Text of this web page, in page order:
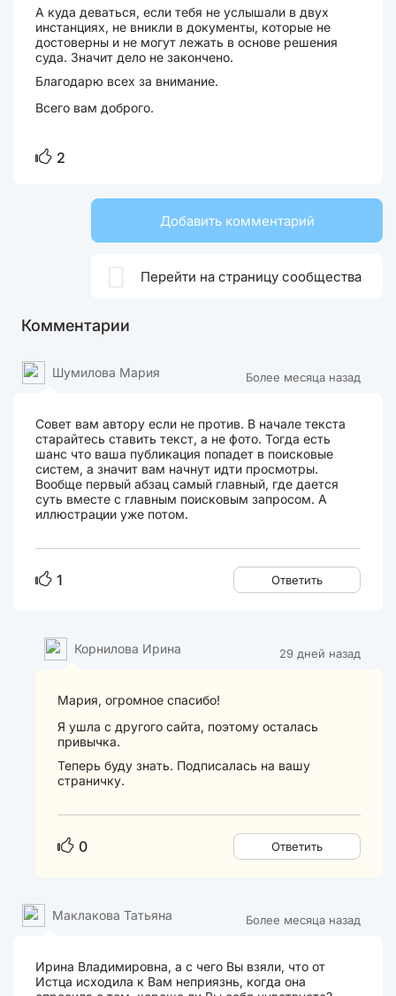
А куда деваться, если тебя не услышали в двух
инстанциях, не вникли в документы, которые не
достоверны и не могут лежать в основе решения
суда. Значит дело не закончено.
Благодарю всех за внимание.
Всего вам доброго.
2
Добавить комментарий
Перейти на страницу сообщества
Комментарии
Более месяца назад
Шумилова Мария
Совет вам автору если не против. В начале текста
старайтесь ставить текст, а не фото. Тогда есть
шанс что ваша публикация попадет в поисковые
систем, а значит вам начнут идти просмотры.
Вообще первый абзац самый главный, где дается
суть вместе с главным поисковым запросом. А
иллюстрации уже потом.
1 Ответить
29 дней назад
Корнилова Ирина
Мария, огромное спасибо!
Я ушла с другого сайта, поэтому осталась
привычка.
Теперь буду знать. Подписалась на вашу
страничку.
0 Ответить
Более месяца назад
Маклакова Татьяна
Ирина Владимировна, а с чего Вы взяли, что от
Истца исходила к Вам неприязнь, когда она